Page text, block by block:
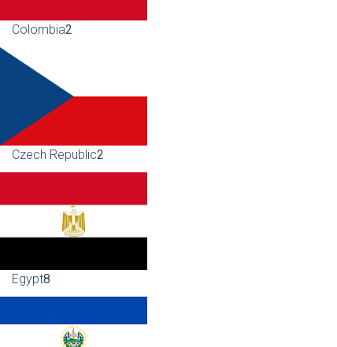
Colombia2
Czech Republic2
Egypt8